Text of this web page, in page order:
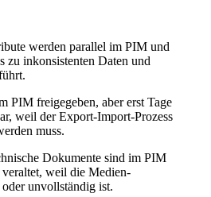
werden parallel im PIM und
zu inkonsistenten Daten und
PIM freigegeben, aber erst Tage
weil der Export-Import-Prozess
muss.
Dokumente sind im PIM
weil die Medien-
unvollständig ist.